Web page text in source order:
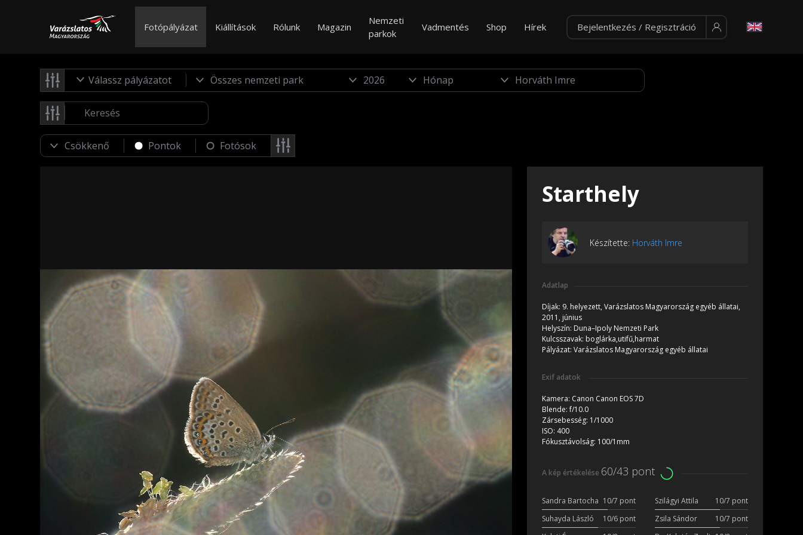
Fotópályázat Kiállítások Rólunk Magazin
Nemzeti
parkok
Vadmentés Shop Hírek Bejelentkezés / Regisztráció
Válassz pályázatot
Pontok Fotósok
Starthely
Készítette: Horváth Imre
Adatlap
Díjak: 9. helyezett, Varázslatos Magyarország egyéb állatai,
2011, június
Helyszín: Duna–Ipoly Nemzeti Park
Kulcsszavak: boglárka,utifű,harmat
Pályázat: Varázslatos Magyarország egyéb állatai
Exif adatok
Kamera: Canon Canon EOS 7D
Blende:f/10.0
Zársebesség: 1/1000
ISO: 400
Fókusztávolság: 100/1mm
A kép értékelése 60/43 pont
Sandra Bartocha 10/7 pont Szilágyi Attila
10/7 pont
Suhayda László
10/6 pont Zsila Sándor
10/7 pont